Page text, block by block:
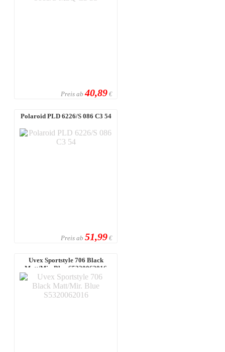
Preis ab 40,89 €
Polaroid PLD 6226/S 086 C3 54
Preis ab 51,99 €
Uvex Sportstyle 706 Black
Matt/Mir. Blue S5320062016